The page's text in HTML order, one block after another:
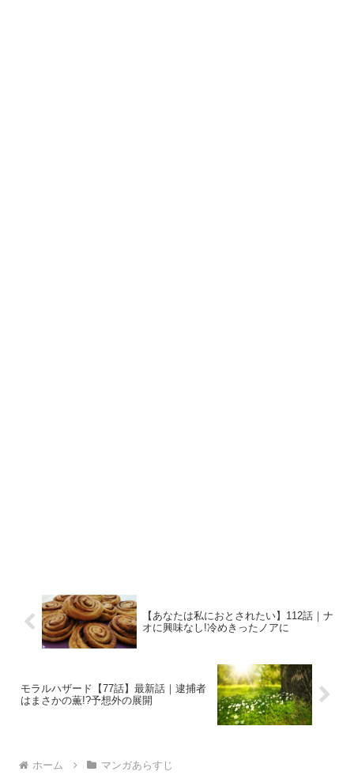
【あなたは私におとされたい】112話｜ナ
オに興味なし!冷めきったノアに
モラルハザード【77話】最新話｜逮捕者
はまさかの薫!?予想外の展開
ホーム マンガあらすじ